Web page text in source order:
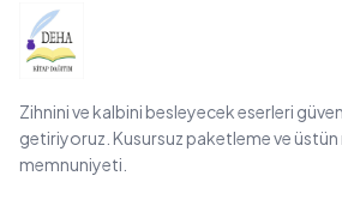
Zihnini ve kalbini besleyecek eserleri
getiriyoruz. Kusursuz paketleme ve
memnuniyeti.